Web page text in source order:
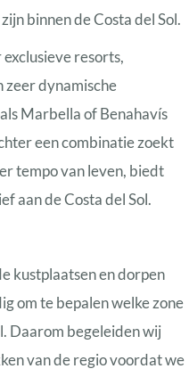
binnen de Costa del Sol.
resorts,
zeer dynamische
Marbella of Benahavís
een combinatie zoekt
tempo van leven, biedt
aan de Costa del Sol.
kustplaatsen en dorpen
om te bepalen welke zone
Daarom begeleiden wij
van de regio voordat we